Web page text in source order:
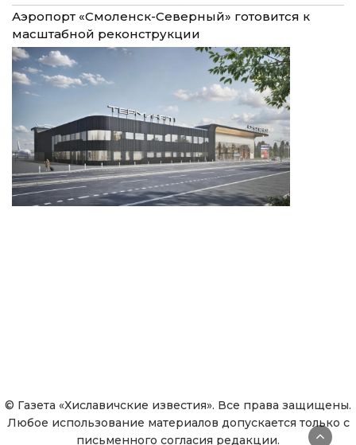
Аэропорт «Смоленск-Северный» готовится к
масштабной реконструкции
© Газета «Хиславичские известия». Все права защищены.
Любое использование материалов допускается только с
письменного согласия редакции.